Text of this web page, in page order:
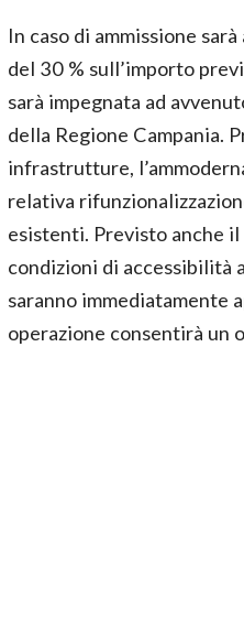
In caso di ammissione
del 30 % sull’importo
sarà impegnata ad
della Regione Campania.
infrastrutture,
relativa
esistenti. Previsto anche
condizioni di accessibilità
saranno immediatamente
operazione consentirà un